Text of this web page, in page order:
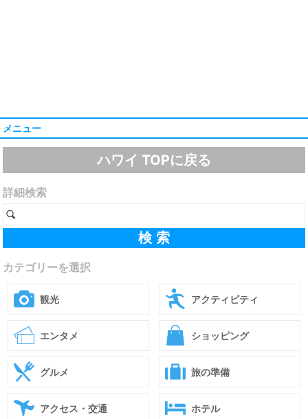
メニュー
ハワイ TOPに戻る
詳細検索
カテゴリーを選択
観光 アクティビティ
エンタメ ショッピング
グルメ 旅の準備
アクセス・交通 ホテル